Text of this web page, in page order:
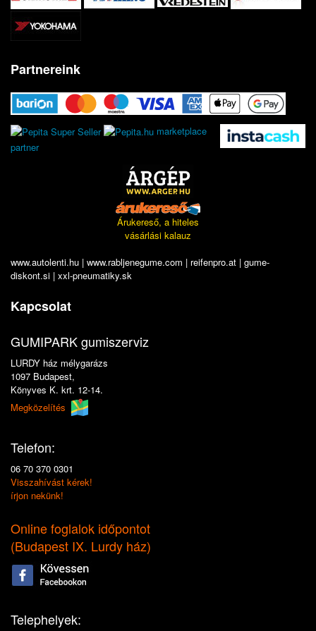
Partnereink
marketplace
partner
Árukereső, a hiteles
vásárlási kalauz
www.autolenti.hu | www.rabljenegume.com | reifenpro.at | gume-
diskont.si | xxl-pneumatiky.sk
Kapcsolat
GUMIPARK gumiszerviz
LURDY ház mélygarázs
1097 Budapest,
Könyves K. krt. 12-14.
Megközelítés
Telefon:
06 70 370 0301
Visszahívást kérek!
írjon nekünk!
Online foglalok időpontot
(Budapest IX. Lurdy ház)
Telephelyek: